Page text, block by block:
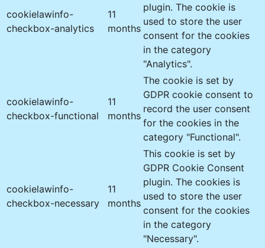
cookielawinfo-
checkbox-analytics
11
months
plugin. The cookie is
used to store the user
consent for the cookies
in the category
"Analytics".
cookielawinfo-
checkbox-functional
11
months
The cookie is set by
GDPR cookie consent to
record the user consent
for the cookies in the
category "Functional".
cookielawinfo-
checkbox-necessary
11
months
This cookie is set by
GDPR Cookie Consent
plugin. The cookies is
used to store the user
consent for the cookies
in the category
"Necessary".